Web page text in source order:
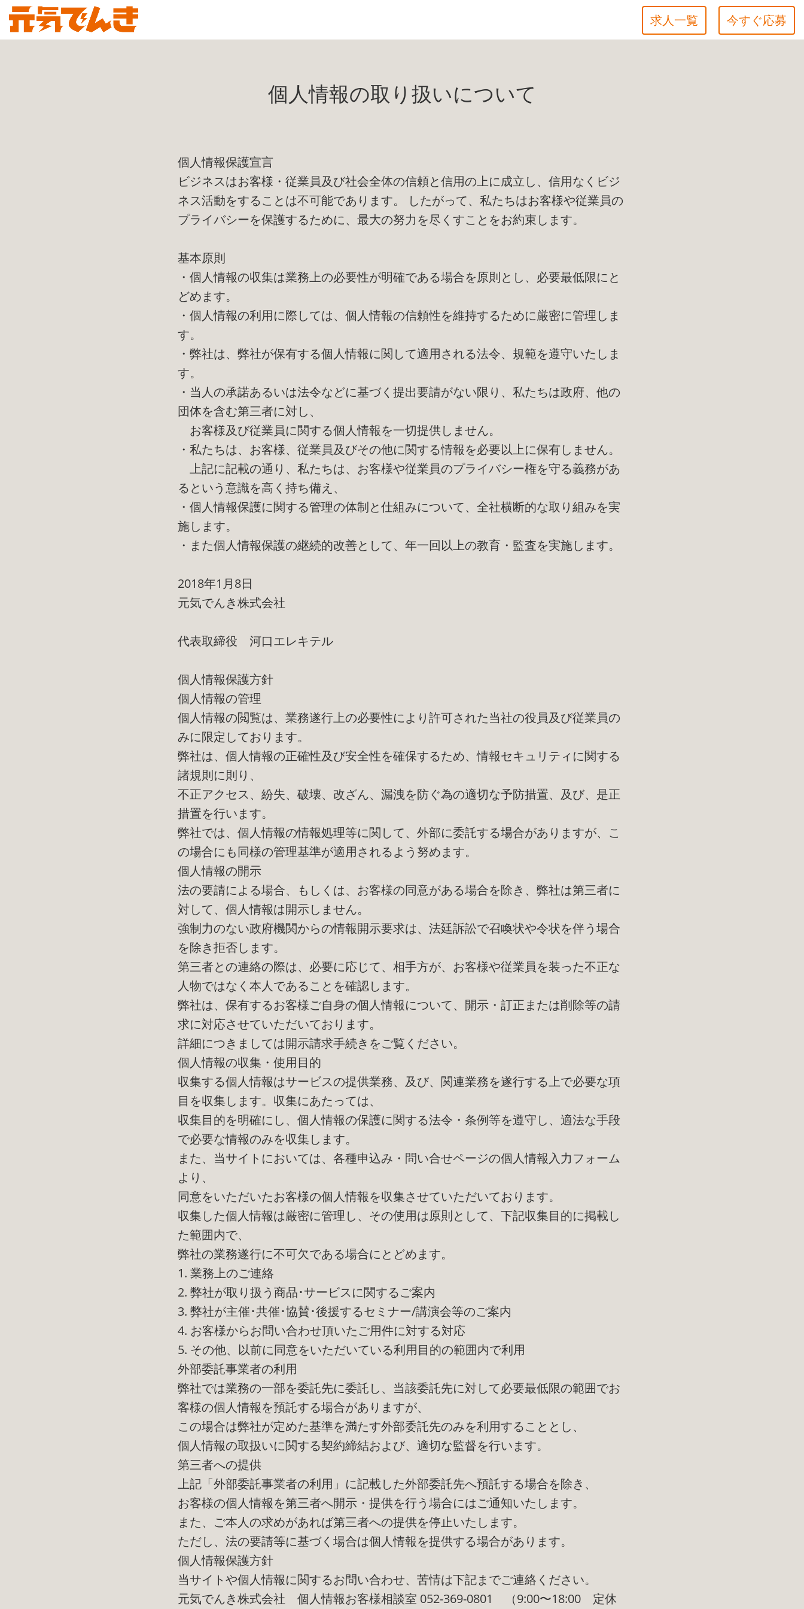
今すぐ応募
求人一覧
個人情報の取り扱いについて
個人情報保護宣言
ビジネスはお客様・従業員及び社会全体の信頼と信用の上に成立し、信用なくビジ
ネス活動をすることは不可能であります。 したがって、私たちはお客様や従業員の
プライバシーを保護するために、最大の努力を尽くすことをお約束します。
基本原則
・個人情報の収集は業務上の必要性が明確である場合を原則とし、必要最低限にと
どめます。
・個人情報の利用に際しては、個人情報の信頼性を維持するために厳密に管理しま
す。
・弊社は、弊社が保有する個人情報に関して適用される法令、規範を遵守いたしま
す。
・当人の承諾あるいは法令などに基づく提出要請がない限り、私たちは政府、他の
団体を含む第三者に対し、
お客様及び従業員に関する個人情報を一切提供しません。
・私たちは、お客様、従業員及びその他に関する情報を必要以上に保有しません。
上記に記載の通り、私たちは、お客様や従業員のプライバシー権を守る義務があ
るという意識を高く持ち備え、
・個人情報保護に関する管理の体制と仕組みについて、全社横断的な取り組みを実
施します。
・また個人情報保護の継続的改善として、年一回以上の教育・監査を実施します。
2018年1月8日
元気でんき株式会社
代表取締役 河口エレキテル
個人情報保護方針
個人情報の管理
個人情報の閲覧は、業務遂行上の必要性により許可された当社の役員及び従業員の
みに限定しております。
弊社は、個人情報の正確性及び安全性を確保するため、情報セキュリティに関する
諸規則に則り、
不正アクセス、紛失、破壊、改ざん、漏洩を防ぐ為の適切な予防措置、及び、是正
措置を行います。
弊社では、個人情報の情報処理等に関して、外部に委託する場合がありますが、こ
の場合にも同様の管理基準が適用されるよう努めます。
個人情報の開示
法の要請による場合、もしくは、お客様の同意がある場合を除き、弊社は第三者に
対して、個人情報は開示しません。
強制力のない政府機関からの情報開示要求は、法廷訴訟で召喚状や令状を伴う場合
を除き拒否します。
第三者との連絡の際は、必要に応じて、相手方が、お客様や従業員を装った不正な
人物ではなく本人であることを確認します。
弊社は、保有するお客様ご自身の個人情報について、開示・訂正または削除等の請
求に対応させていただいております。
詳細につきましては開示請求手続きをご覧ください。
個人情報の収集・使用目的
収集する個人情報はサービスの提供業務、及び、関連業務を遂行する上で必要な項
目を収集します。収集にあたっては、
収集目的を明確にし、個人情報の保護に関する法令・条例等を遵守し、適法な手段
で必要な情報のみを収集します。
また、当サイトにおいては、各種申込み・問い合せページの個人情報入力フォーム
より、
同意をいただいたお客様の個人情報を収集させていただいております。
収集した個人情報は厳密に管理し、その使用は原則として、下記収集目的に掲載し
た範囲内で、
弊社の業務遂行に不可欠である場合にとどめます。
1. 業務上のご連絡
2. 弊社が取り扱う商品･サービスに関するご案内
3. 弊社が主催･共催･協賛･後援するセミナー/講演会等のご案内
4. お客様からお問い合わせ頂いたご用件に対する対応
5. その他、以前に同意をいただいている利用目的の範囲内で利用
外部委託事業者の利用
弊社では業務の一部を委託先に委託し、当該委託先に対して必要最低限の範囲でお
客様の個人情報を預託する場合がありますが、
この場合は弊社が定めた基準を満たす外部委託先のみを利用することとし、
個人情報の取扱いに関する契約締結および、適切な監督を行います。
第三者への提供
上記「外部委託事業者の利用」に記載した外部委託先へ預託する場合を除き、
お客様の個人情報を第三者へ開示・提供を行う場合にはご通知いたします。
また、ご本人の求めがあれば第三者への提供を停止いたします。
ただし、法の要請等に基づく場合は個人情報を提供する場合があります。
個人情報保護方針
当サイトや個人情報に関するお問い合わせ、苦情は下記までご連絡ください。
元気でんき株式会社 個人情報お客様相談室 052-369-0801 （9:00〜18:00 定休